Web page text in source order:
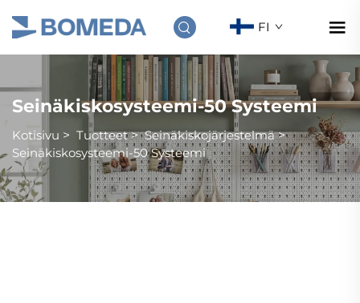
FI
Seinäkiskosysteemi-50 Systeemi
Kotisivu > Tuotteet>Seinäkiskojärjestelmä>
Seinäkiskosysteemi-50 Systeemi